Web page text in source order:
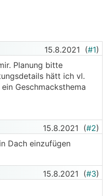
15.8.2021 (#1)
Planung bitte
hätt ich vl.
Geschmacksthema
15.8.2021 (#2)
Dach einzufügen
15.8.2021 (#3)